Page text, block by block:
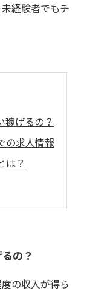
経験者でもチ
稼げるの？
の求人情報
は？
？
の？
の収入が得ら